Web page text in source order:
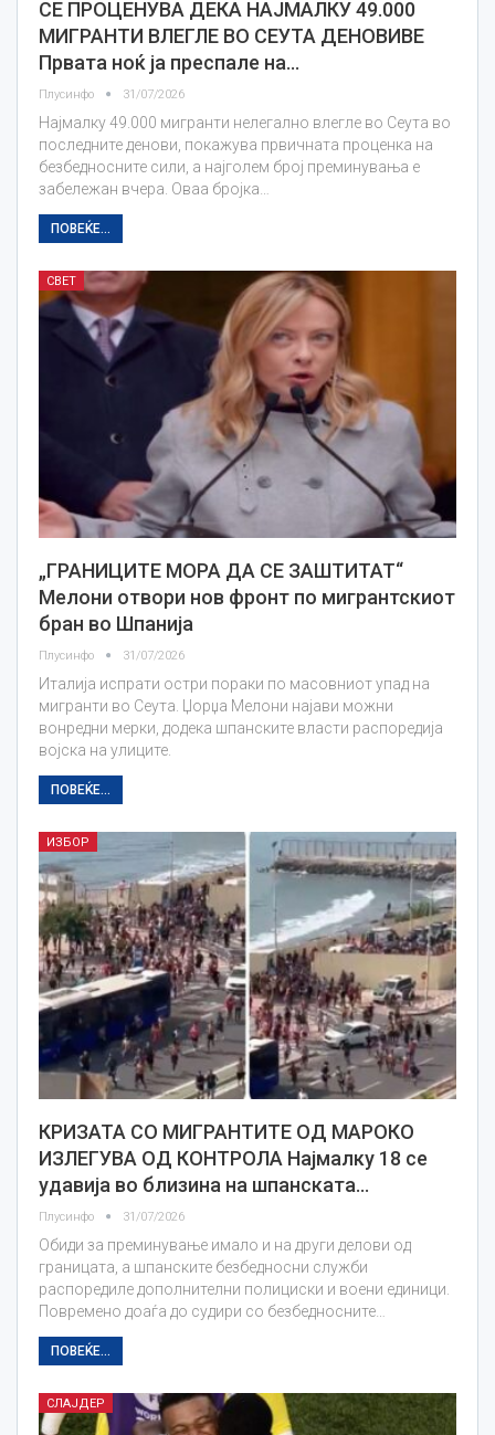
СЕ ПРОЦЕНУВА ДЕКА НАЈМАЛКУ 49.000
МИГРАНТИ ВЛЕГЛЕ ВО СЕУТА ДЕНОВИВЕ
Првата ноќ ја преспале на…
Плусинфо 31/07/2026
Најмалку 49.000 мигранти нелегално влегле во Сеута во
последните денови, покажува првичната проценка на
безбедносните сили, а најголем број преминувања е
забележан вчера. Оваа бројка…
ПОВЕЌЕ...
СВЕТ
„ГРАНИЦИТЕ МОРА ДА СЕ ЗАШТИТАТ“
Мелони отвори нов фронт по мигрантскиот
бран во Шпанија
Плусинфо 31/07/2026
Италија испрати остри пораки по масовниот упад на
мигранти во Сеута. Џорџа Мелони најави можни
вонредни мерки, додека шпанските власти распоредија
војска на улиците.
ПОВЕЌЕ...
ИЗБОР
КРИЗАТА СО МИГРАНТИТЕ ОД МАРОКО
ИЗЛЕГУВА ОД КОНТРОЛА Најмалку 18 се
удавија во близина на шпанската…
Плусинфо 31/07/2026
Обиди за преминување имало и на други делови од
границата, а шпанските безбедносни служби
распоредиле дополнителни полициски и воени единици.
Повремено доаѓа до судири со безбедносните…
ПОВЕЌЕ...
СЛАЈДЕР